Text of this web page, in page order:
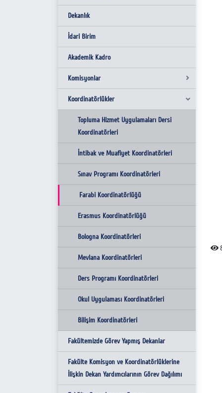
Dekanlık
İdari Birim
Akademik Kadro
Komisyonlar
Atama Kriterleri Ön Değerlendirme
Komisyonu
Mezun İzleme Komisyonu
DİJİTAL DÖNÜŞÜM KOMİSYONU
Bülten Hazırlama Komisyonu
Ders İlke ve Uygulama Esasları
Komisyonu
Dış İlişkiler ve Uluslarası Eğitim
Komisyonu
Personel Görev ve Sorumlulukları
Komisyonu
Engelsiz Yaşam Komisyonu
Burs ve Sosyal Destek Komisyonu
Sosyal ve Kültürel Faaliyetler Komisyonu
Doğa ve Çevre Etiği
Ar-Ge Komisyonu
Koordinatörlükler
Topluma Hizmet Uygulamaları Dersi
Koordinatörleri
İntibak ve Muafiyet Koordinatörleri
Sınav Programı Koordinatörleri
Farabi Koordinatörlüğü
Erasmus Koordinatörlüğü
Bologna Koordinatörleri
Mevlana Koordinatörleri
Ders Programı Koordinatörleri
Okul Uygulaması Koordinatörleri
Bilişim Koordinatörleri
Fakültemizde Görev Yapmış Dekanlar
Fakülte Komisyon ve Koordinatörlüklerine
İlişkin Dekan Yardımcılarının Görev Dağılımı